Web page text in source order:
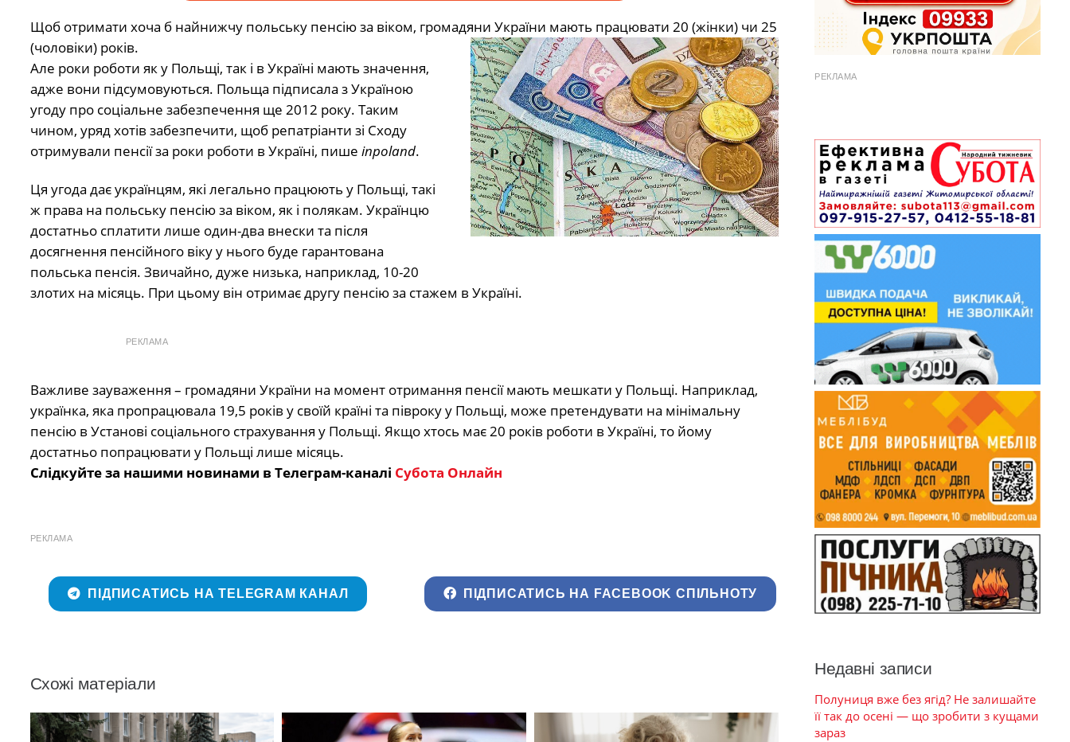
Щоб отримати хоча б найнижчу польську пенсію за віком, громадяни України мають працювати 20 (жінки) чи 25
(чоловіки) років.
Але роки роботи як у Польщі, так і в Україні мають значення,
адже вони підсумовуються. Польща підписала з Україною
угоду про соціальне забезпечення ще 2012 року. Таким
чином, уряд хотів забезпечити, щоб репатріанти зі Сходу
отримували пенсії за роки роботи в Україні, пише inpoland.
Ця угода дає українцям, які легально працюють у Польщі, такі
ж права на польську пенсію за віком, як і полякам. Українцю
достатньо сплатити лише один-два внески та після
досягнення пенсійного віку у нього буде гарантована
польська пенсія. Звичайно, дуже низька, наприклад, 10-20
злотих на місяць. При цьому він отримає другу пенсію за стажем в Україні.
РЕКЛАМА
Важливе зауваження – громадяни України на момент отримання пенсії мають мешкати у Польщі. Наприклад,
українка, яка пропрацювала 19,5 років у своїй країні та півроку у Польщі, може претендувати на мінімальну
пенсію в Установі соціального страхування у Польщі. Якщо хтось має 20 років роботи в Україні, то йому
достатньо попрацювати у Польщі лише місяць.
Слідкуйте за нашими новинами в Телеграм-каналі Субота Онлайн
РЕКЛАМА
ПІДПИСАТИСЬ НА TELEGRAM КАНАЛ ПІДПИСАТИСЬ НА FACEBOOK СПІЛЬНОТУ
Схожі матеріали
РЕКЛАМА
Недавні записи
Полуниця вже без ягід? Не залишайте
її так до осені — що зробити з кущами
зараз